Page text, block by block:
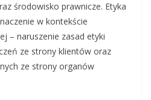
środowisko prawnicze. Etyka
w kontekście
– naruszenie zasad etyki
ze strony klientów oraz
ze strony organów